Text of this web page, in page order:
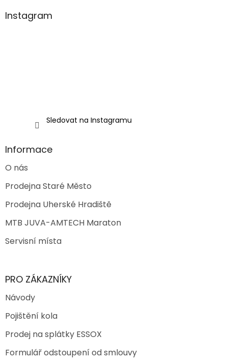
aInstagram
Sledovat na Instagramu
Informace
O nás
Prodejna Staré Město
Prodejna Uherské Hradiště
MTB JUVA-AMTECH Maraton
Servisní místa
PRO ZÁKAZNÍKY
Návody
Pojištění kola
Prodej na splátky ESSOX
Formulář odstoupení od smlouvy